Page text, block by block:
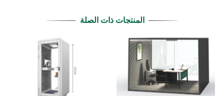
المنتجات ذات الصلة